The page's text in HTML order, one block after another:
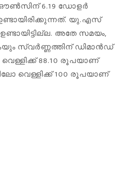
ഔൺസിന് 6.19 ഡോളർ
യു.എസ്
അതേ സമയം,
സ്വർണ്ണത്തിന് ഡിമാൻഡ്
88.10 രൂപയാണ്
വെള്ളിക്ക് 100 രൂപയാണ്